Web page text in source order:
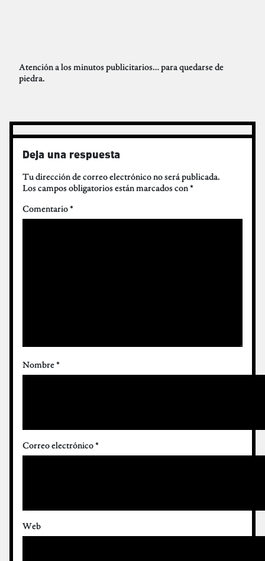
Atención a los minutos publicitarios… para quedarse de
piedra.
Deja una respuesta
Tu dirección de correo electrónico no será publicada.
Los campos obligatorios están marcados con*
Comentario*
Nombre*
Correo electrónico*
Web